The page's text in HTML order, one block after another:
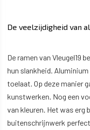
De veelzijdigheid van
De ramen van Vleugel19
hun slankheid.
toelaat. Op deze manier
kunstwerken. Nog een
van kleuren. Het was erg
buitenschrijnwerk